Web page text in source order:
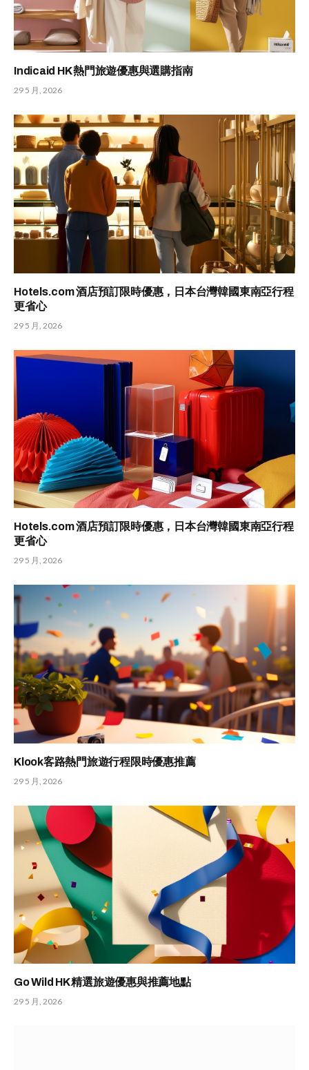
Indicaid HK 熱門旅遊優惠與選購指南
29 5 月, 2026
Hotels.com 酒店預訂限時優惠，日本台灣韓國東南亞行程
更省心
29 5 月, 2026
Hotels.com 酒店預訂限時優惠，日本台灣韓國東南亞行程
更省心
29 5 月, 2026
Klook客路熱門旅遊行程限時優惠推薦
29 5 月, 2026
Go Wild HK 精選旅遊優惠與推薦地點
29 5 月, 2026